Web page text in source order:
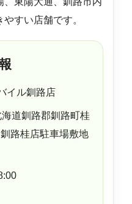
すい店舗です。
イル釧路店
道釧路郡釧路町桂
路桂店駐車場敷地